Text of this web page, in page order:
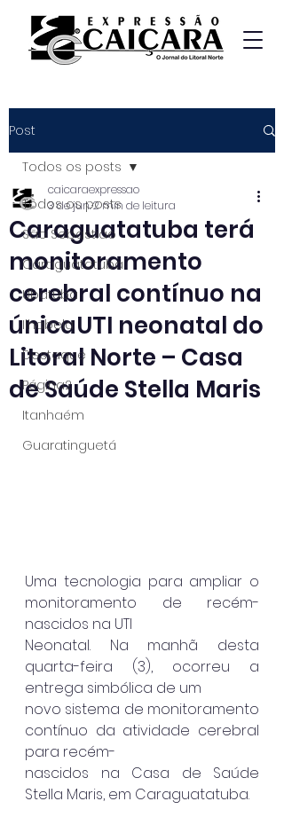
Post
Todos os posts
São Sebastião
Caraguatatuba
Ubatuba
Ilhabela
Destaque
Página2
Itanhaém
Guaratinguetá
Todos os posts
Caraguatatuba terá
monitoramento
cerebral contínuo na
únicaUTI neonatal do
Litoral Norte – Casa
de Saúde Stella Maris
caicaraexpressao
3 de jun.2 min de leitura
Uma tecnologia para ampliar o
monitoramento de recém-
nascidos na UTI
Neonatal. Na manhã desta
quarta-feira (3), ocorreu a
entrega simbólica de um
novo sistema de monitoramento
contínuo da atividade cerebral
para recém-
nascidos na Casa de Saúde
Stella Maris, em Caraguatatuba.